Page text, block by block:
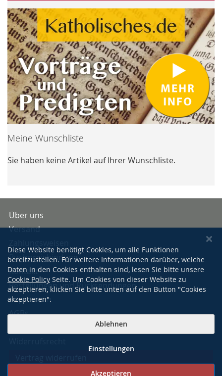
Meine Wunschliste
Sie haben keine Artikel auf Ihrer Wunschliste.
Über uns
Versand
Buchpreisbindung
Kontakt
Bestellungen und Rücksendungen
Impressum
AGBs
Diese Website benötigt Cookies, um alle Funktionen
bereitzustellen. Für weitere Informationen darüber, welche
Daten in den Cookies enthalten sind, lesen Sie bitte unsere
Cookie Policy Seite. Um Cookies von dieser Website zu
akzeptieren, klicken Sie bitte unten auf den Button "Cookies
akzeptieren".
Akzeptieren
Ablehnen
Einstellungen